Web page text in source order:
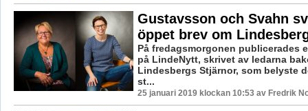
Gustavsson och Svahn
öppet brev om
På fredagsmorgonen publicerades
på LindeNytt, skrivet av ledarna
Lindesbergs Stjärnor, som belyste
st...
25 januari 2019 klockan 10:53 av Fredrik